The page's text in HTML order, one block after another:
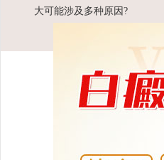
大可能涉及多种原因?